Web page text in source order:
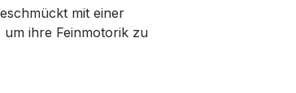
mit einer
um ihre Feinmotorik zu